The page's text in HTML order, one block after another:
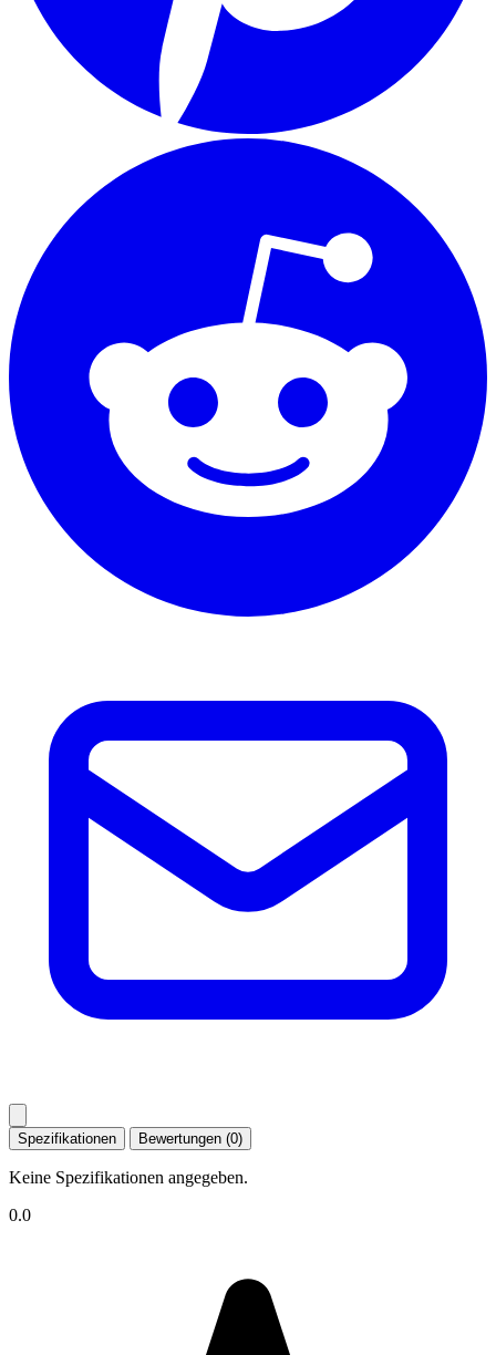
Spezifikationen Bewertungen (0)
Keine Spezifikationen angegeben.
0.0